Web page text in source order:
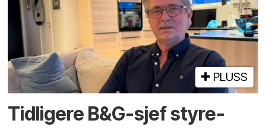
PLUSS
Tidligere B&G-sjef styre­